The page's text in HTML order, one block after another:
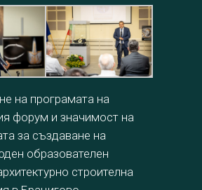
на програмата на
форум и значимост на
за създаване на
образователен
строителна